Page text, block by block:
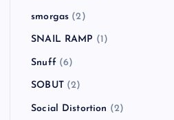
smorgas (2)
SNAIL RAMP (1)
Snuff (6)
SOBUT(2)
Social Distortion (2)